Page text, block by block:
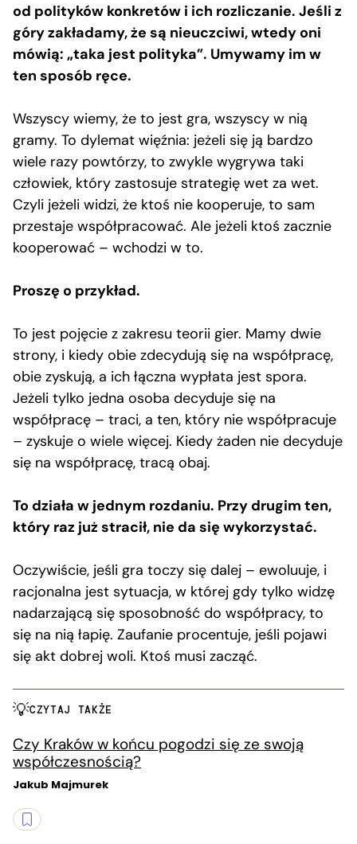
od polityków konkretów i ich rozliczanie. Jeśli z
góry zakładamy, że są nieuczciwi, wtedy oni
mówią: „taka jest polityka”. Umywamy im w
ten sposób ręce.
Wszyscy wiemy, że to jest gra, wszyscy w nią
gramy. To dylemat więźnia: jeżeli się ją bardzo
wiele razy powtórzy, to zwykle wygrywa taki
człowiek, który zastosuje strategię wet za wet.
Czyli jeżeli widzi, że ktoś nie kooperuje, to sam
przestaje współpracować. Ale jeżeli ktoś zacznie
kooperować – wchodzi w to.
Proszę o przykład.
To jest pojęcie z zakresu teorii gier. Mamy dwie
strony, i kiedy obie zdecydują się na współpracę,
obie zyskują, a ich łączna wypłata jest spora.
Jeżeli tylko jedna osoba decyduje się na
współpracę – traci, a ten, który nie współpracuje
– zyskuje o wiele więcej. Kiedy żaden nie decyduje
się na współpracę, tracą obaj.
To działa w jednym rozdaniu. Przy drugim ten,
który raz już stracił, nie da się wykorzystać.
Oczywiście, jeśli gra toczy się dalej – ewoluuje, i
racjonalna jest sytuacja, w której gdy tylko widzę
nadarzającą się sposobność do współpracy, to
się na nią łapię. Zaufanie procentuje, jeśli pojawi
się akt dobrej woli. Ktoś musi zacząć.
CZYTAJ TAKŻE
Czy Kraków w końcu pogodzi się ze swoją
współczesnością?
Jakub Majmurek